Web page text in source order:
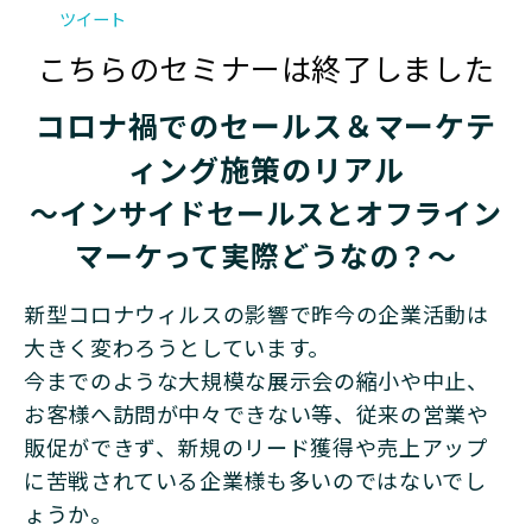
ツイート
こちらのセミナーは終了しました
コロナ禍でのセールス＆マーケテ
ィング施策のリアル
～インサイドセールスとオフライン
マーケって実際どうなの？～
新型コロナウィルスの影響で昨今の企業活動は
大きく変わろうとしています。
今までのような大規模な展示会の縮小や中止、
お客様へ訪問が中々できない等、従来の営業や
販促ができず、新規のリード獲得や売上アップ
に苦戦されている企業様も多いのではないでし
ょうか。